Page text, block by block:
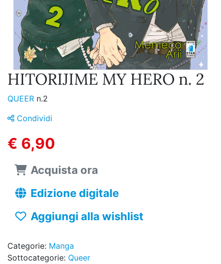
HITORIJIME MY HERO n. 2
QUEER n.2
Condividi
€ 6,90
Acquista ora
Edizione digitale
Aggiungi alla wishlist
Categorie: Manga
Sottocategorie: Queer